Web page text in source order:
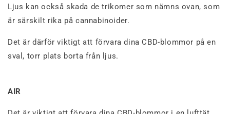
Ljus kan också skada de trikomer som nämns ovan, som
är särskilt rika på cannabinoider.
Det är därför viktigt att förvara dina CBD-blommor på en
sval, torr plats borta från ljus.
AIR